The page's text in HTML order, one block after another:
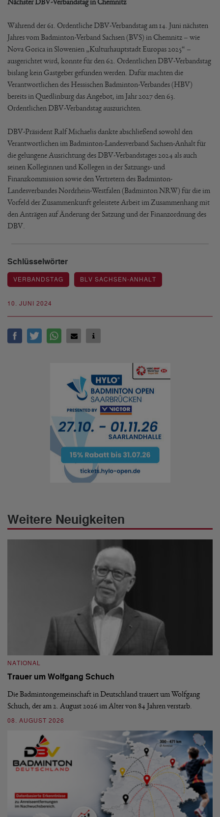
10. JUNI 2024
Nächster DBV-Verbandstag in Chemnitz
Während der 61. Ordentliche DBV-Verbandstag am 14. Juni nächsten
Jahres vom Badminton-Verband Sachsen (BVS) in Chemnitz – wie
Nova Gorica in Slowenien „Kulturhauptstadt Europas 2025“ –
ausgerichtet wird, konnte für den 62. Ordentlichen DBV-Verbandstag
bislang kein Gastgeber gefunden werden. Dafür machten die
Verantwortlichen des Hessischen Badminton-Verbandes (HBV)
bereits in Quedlinburg das Angebot, im Jahr 2027 den 63.
Ordentlichen DBV-Verbandstag auszurichten.
DBV-Präsident Ralf Michaelis dankte abschließend sowohl den
Verantwortlichen im Badminton-Landesverband Sachsen-Anhalt für
die gelungene Ausrichtung des DBV-Verbandstages 2024 als auch
seinen Kolleginnen und Kollegen in der Satzungs- und
Finanzkommission sowie den Vertretern des Badminton-
Landesverbandes Nordrhein-Westfalen (Badminton NRW) für die im
Vorfeld der Zusammenkunft geleistete Arbeit im Zusammenhang mit
den Anträgen auf Änderung der Satzung und der Finanzordnung des
DBV.
Schlüsselwörter
VERBANDSTAG BLV SACHSEN-ANHALT
Weitere Neuigkeiten
NATIONAL
Trauer um Wolfgang Schuch
Die Badmintongemeinschaft in Deutschland trauert um Wolfgang
Schuch, der am 2. August 2026 im Alter von 84 Jahren verstarb.
08. AUGUST 2026